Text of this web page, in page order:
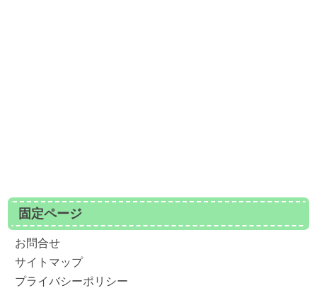
固定ページ
お問合せ
サイトマップ
プライバシーポリシー